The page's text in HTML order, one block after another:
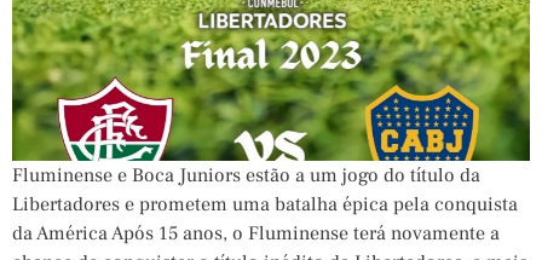
Fluminense e Boca Juniors estão a um jogo do título da
Libertadores e prometem uma batalha épica pela conquista
da América Após 15 anos, o Fluminense terá novamente a